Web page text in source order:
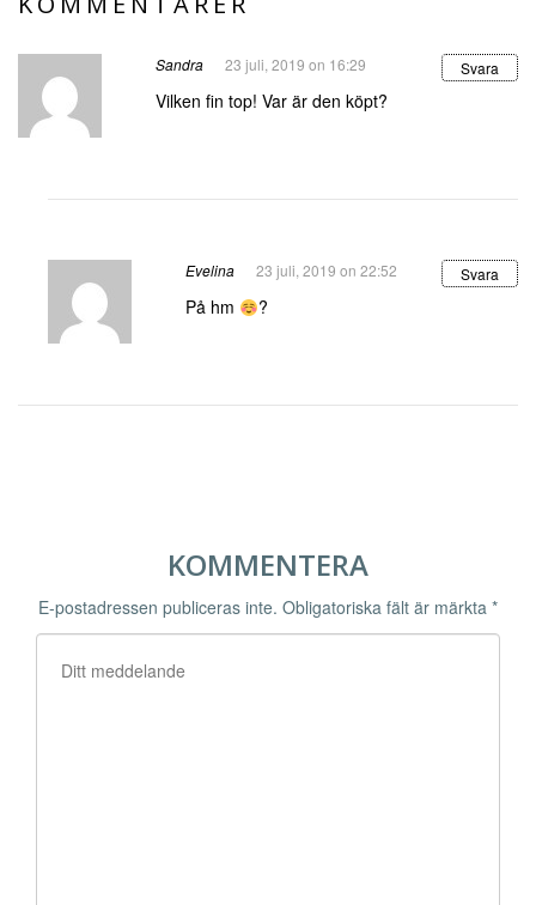
Sandra 23 juli, 2019 on 16:29 Svara
Vilken fin top! Var är den köpt?
Evelina 23 juli, 2019 on 22:52 Svara
På hm ?
KOMMENTERA
E-postadressen publiceras inte. Obligatoriska fält är märkta *